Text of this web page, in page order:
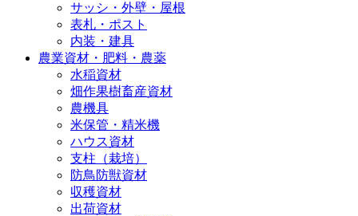
サッシ・外壁・屋根
表札・ポスト
内装・建具
農業資材・肥料・農薬
水稲資材
畑作果樹畜産資材
農機具
米保管・精米機
ハウス資材
支柱（栽培）
防鳥防獣資材
収穫資材
出荷資材